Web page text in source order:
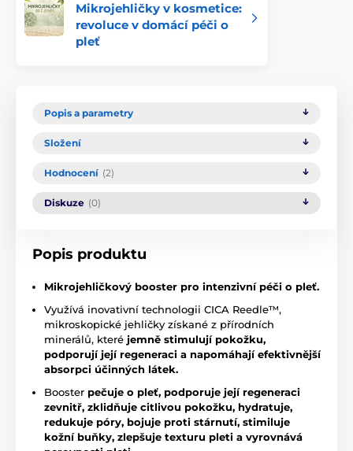
Mikrojehličky v kosmetice:
revoluce v domácí péči o
pleť
Popis a parametry
Složení
Hodnocení (2)
Diskuze (0)
Popis produktu
Mikrojehličkový booster pro intenzivní péči o pleť.
Využívá inovativní technologii CICA Reedle™,
mikroskopické jehličky získané z přírodních
minerálů, které jemně stimulují pokožku,
podporují její regeneraci a napomáhají efektivnější
absorpci účinných látek.
Booster pečuje o pleť, podporuje její regeneraci
zevnitř, zklidňuje citlivou pokožku, hydratuje,
redukuje póry, bojuje proti stárnutí, stimiluje
kožní buňky, zlepšuje texturu pleti a vyrovnává